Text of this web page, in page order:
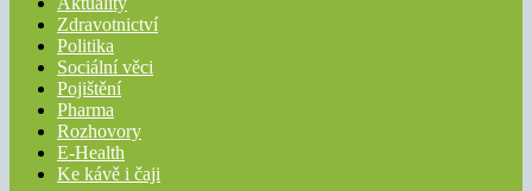
Zdravotnictví
Politika
Sociální věci
Pojištění
Pharma
Rozhovory
E-Health
Ke kávě i čaji